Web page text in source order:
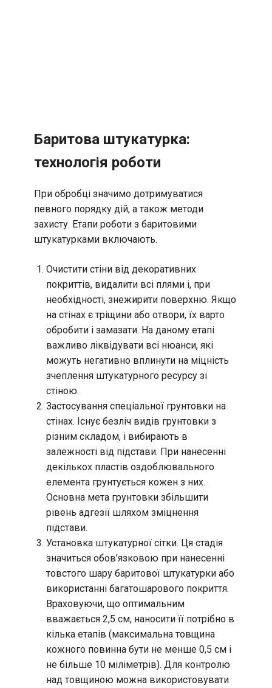
Баритова штукатурка:
технологія роботи
При обробці значимо дотримуватися
певного порядку дій, а також методи
захисту. Етапи роботи з баритовими
штукатурками включають.
Очистити стіни від декоративних
покриттів, видалити всі плями і, при
необхідності, знежирити поверхню. Якщо
на стінах є тріщини або отвори, їх варто
обробити і замазати. На даному етапі
важливо ліквідувати всі нюанси, які
можуть негативно вплинути на міцність
зчеплення штукатурного ресурсу зі
стіною.
Застосування спеціальної грунтовки на
стінах. Існує безліч видів грунтовки з
різним складом, і вибирають в
залежності від підстави. При нанесенні
декількох пластів оздоблювального
елемента грунтується кожен з них.
Основна мета грунтовки збільшити
рівень адгезії шляхом зміцнення
підстави.
Установка штукатурної сітки. Ця стадія
значиться обов’язковою при нанесенні
товстого шару баритової штукатурки або
використанні багатошарового покриття.
Враховуючи, що оптимальним
вважається 2,5 см, наносити її потрібно в
кілька етапів (максимальна товщина
кожного повинна бути не менше 0,5 см і
не більше 10 міліметрів). Для контролю
над товщиною можна використовувати